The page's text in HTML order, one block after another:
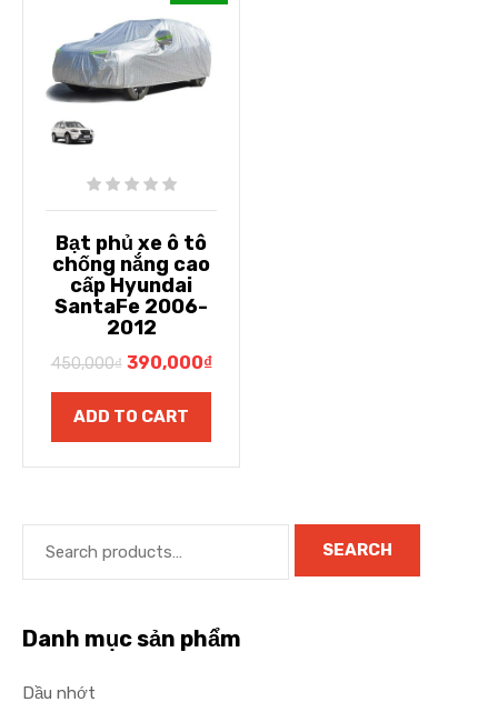
Bạt phủ xe ô tô
chống nắng cao
cấp Hyundai
SantaFe 2006-
2012
450,000₫ 390,000₫
ADD TO CART
SEARCH
Danh mục sản phẩm
Dầu nhớt